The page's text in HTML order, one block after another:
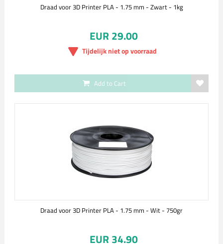
Draad voor 3D Printer PLA - 1.75 mm - Zwart - 1kg
EUR 29.00
Tijdelijk niet op voorraad
Add to Cart
Draad voor 3D Printer PLA - 1.75 mm - Wit - 750gr
EUR 34.90